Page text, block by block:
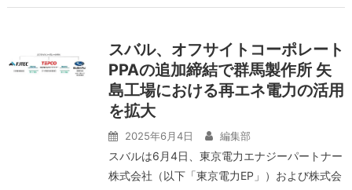
スバル、オフサイトコーポレート
PPAの追加締結で群馬製作所 矢
島工場における再エネ電力の活用
を拡大
2025年6月4日 編集部
スバルは6月4日、東京電力エナジーパートナー
株式会社（以下「東京電力EP」）および株式会